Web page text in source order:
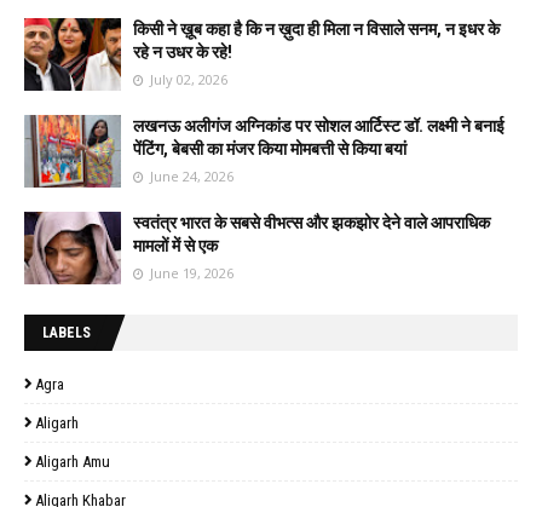
किसी ने ख़ूब कहा है कि न ख़ुदा ही मिला न विसाले सनम, न इधर के
रहे न उधर के रहे!
July 02, 2026
लखनऊ अलीगंज अग्निकांड पर सोशल आर्टिस्ट डॉ. लक्ष्मी ने बनाई
पेंटिंग, बेबसी का मंजर किया मोमबत्ती से किया बयां
June 24, 2026
स्वतंत्र भारत के सबसे वीभत्स और झकझोर देने वाले आपराधिक
मामलों में से एक
June 19, 2026
LABELS
Agra
Aligarh
Aligarh Amu
Aligarh Khabar